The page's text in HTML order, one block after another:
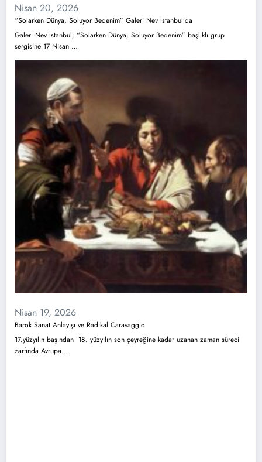
Nisan 20, 2026
“Solarken Dünya, Soluyor Bedenim” Galeri Nev İstanbul’da
Galeri Nev İstanbul, “Solarken Dünya, Soluyor Bedenim” başlıklı grup
sergisine 17 Nisan …
Nisan 19, 2026
Barok Sanat Anlayışı ve Radikal Caravaggio
17.yüzyılın başından 18. yüzyılın son çeyreğine kadar uzanan zaman süreci
zarfında Avrupa …